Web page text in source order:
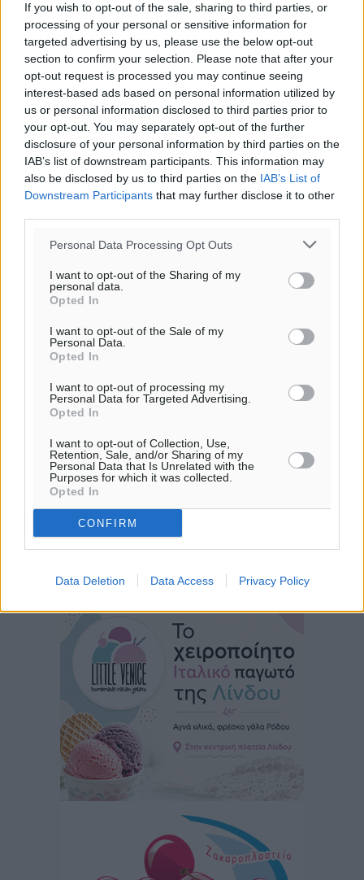
If you wish to opt-out of the sale, sharing to third parties, or
processing of your personal or sensitive information for
targeted advertising by us, please use the below opt-out
section to confirm your selection. Please note that after your
opt-out request is processed you may continue seeing
interest-based ads based on personal information utilized by
us or personal information disclosed to third parties prior to
your opt-out. You may separately opt-out of the further
disclosure of your personal information by third parties on the
IAB’s list of downstream participants. This information may
also be disclosed by us to third parties on the IAB’s List of
Downstream Participants that may further disclose it to other
Personal Data Processing Opt Outs
I want to opt-out of the Sharing of my
personal data.
Opted In
I want to opt-out of the Sale of my
Personal Data.
Opted In
I want to opt-out of processing my
Personal Data for Targeted Advertising.
Opted In
I want to opt-out of Collection, Use,
Retention, Sale, and/or Sharing of my
Personal Data that Is Unrelated with the
Purposes for which it was collected.
Opted In
CONFIRM
Data Deletion Data Access Privacy Policy
Τουρνάς για φωτιές: «Κανένα περιθώριο
εφησυχασμού» – Σε πλήρη ετοιμότητα ο μηχανισμός
Ειδήσεις πριν 9 λεπτά
Καιρός: Επιμένουν οι υψηλές θερμοκρασίες – Ισχυρά
μελτέμια έως 9 μποφόρ, σε «Red Code» 6 περιοχές
Τοπικές Ειδήσεις πριν 49 λεπτά
Τα φοιτητικά ενοίκια «τινάζουν στον αέρα» τους
οικογενειακούς προϋπολογισμούς
Ειδήσεις πριν 57 λεπτά
Δύο νέοι ξενώνες παραδόθηκαν στις Ένοπλες
Δυνάμεις στη νήσο Ρω
Συνεχίζεται η έξοδος του Αυγούστου – Πάνω από
34.000 αναχωρούν σήμερα μόνο από τον Πειραιά
Ειδήσεις• πριν 1 ώρα
Μόνιμες θέσεις στους παιδικούς σταθμούς: Οι
προϋποθέσεις, η 24μηνη εμπειρία και οι προθεσμίες
για τους δήμους
Τοπικές Ειδήσεις• πριν 1 ώρα
Δεύτερη πηγή εισοδήματος για τους επαγγελματίες
ψαράδες ο αλιευτικός τουρισμός
Ακαθάριστα οικόπεδα: Τι γίνεται όταν ο ιδιοκτήτης
δεν τα καθαρίσει – Πώς κινούνται δήμοι και ΠΣ,
ποιος πληρώνει τον λογαριασμό
Τοπικές Ειδήσεις• πριν 2 ώρες
Πού κινούνται οι κρατήσεις last minute σε Ελλάδα
από Γερμανούς
Ειδήσεις• πριν 2 ώρες
Οδηγός στη Ρόδο τράκαρε σταθμευμένο αυτοκίνητο,
παρέσυρε 72χρονο και διέφυγε
πριν 2 ώρες
Περισσότερες ειδήσεις